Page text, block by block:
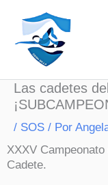
contenido
Las cadetes
/ SOS / Por
XXXV
Cadete.